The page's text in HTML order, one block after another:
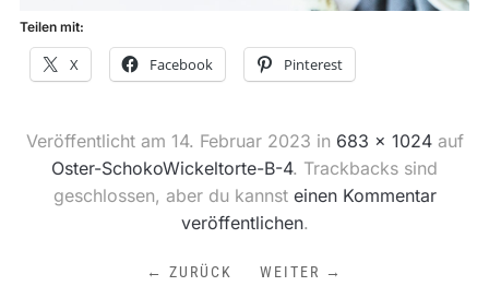
Teilen mit:
X Facebook Pinterest
Veröffentlicht am 14. Februar 2023 in 683 × 1024auf
Oster-SchokoWickeltorte-B-4. Trackbacks sind
geschlossen, aber du kannst einen Kommentar
veröffentlichen.
← ZURÜCK WEITER →